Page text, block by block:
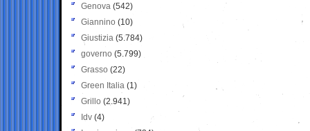
Genova (542)
Giannino (10)
Giustizia (5.784)
governo (5.799)
Grasso (22)
Green Italia (1)
Grillo (2.941)
Idv (4)